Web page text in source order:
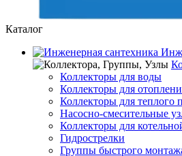
Каталог
Коллекторы для воды
Коллекторы для
Коллекторы для теплого
Насосно-смесительные
Коллекторы для
Гидрострелки
Группы быстрого